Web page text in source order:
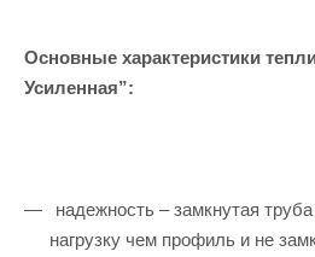
Основные характеристики
Усиленная”:
надежность – замкнутая
нагрузку чем профиль и не